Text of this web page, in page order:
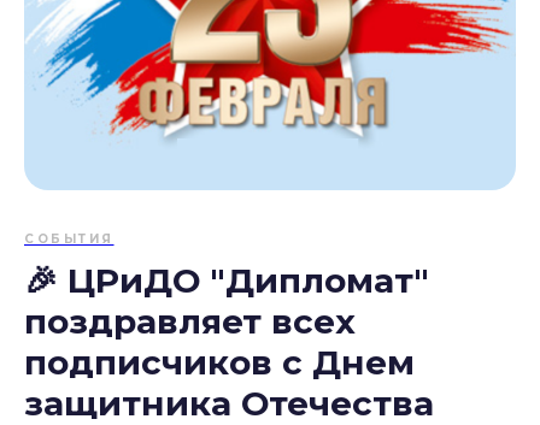
СОБЫТИЯ
🎉 ЦРиДО "Дипломат"
поздравляет всех
подписчиков с Днем
защитника Отечества